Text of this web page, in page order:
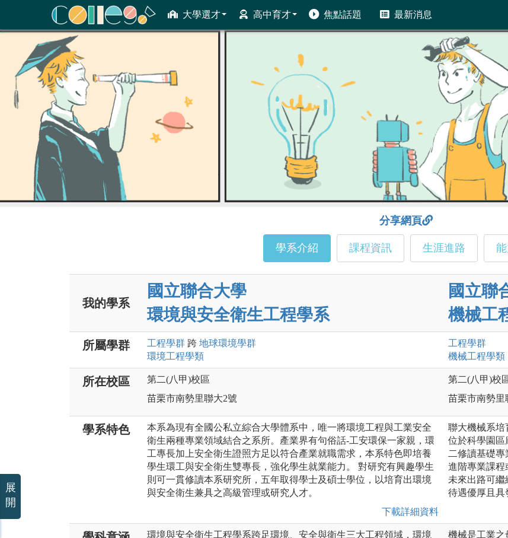
大學選才 高中育才 焦點話題 最新消息
ColleGo! 大學選才與高中育才輔助系統
分享網頁
學系介紹 課程資訊 生涯進路
我的學系
國立聯合大學
環境與安全衛生工程學系
國立聯
機械工
所屬學群 工程學群 跨 地球環境學群
環境工程學類
工程學群
機械工程學類
所在校區
第二(八甲)校區
苗栗市南勢里聯大2號
第二(八甲)校
苗栗市南勢里
學系特色
本系為現有全國公私立綜合大學體系中，唯一將環境工程與工業安全
衛生兩種專業領域結合之系所。產業界有句俗話-工安環保一家親，環
工專長加上安全衛生證照方足以符合產業就職需求，本系特色即培養
學生環工與安全衛生雙專長，強化學生就業能力。 對研究有興趣學生
則可一貫修讀本系研究所，五年取得學士及碩士學位，以培育出環境
與安全衛生兼具之高級管理或研究人才。
下載詳細資料
聯大機械系培
位於科學園區
二修讀基礎
進階專業課程
未來出路可繼
待遇優厚且具
環境與安全衛生工程學系跨足環境、安全與衛生三大工程領域，環境
機械是工業之
展
開